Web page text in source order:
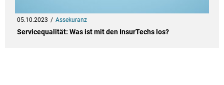
05.10.2023 Assekuranz
Servicequalität: Was ist mit den InsurTechs los?